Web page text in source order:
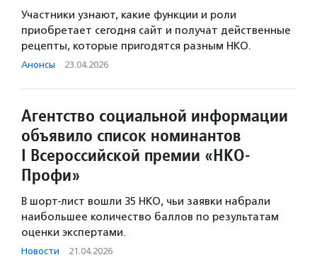
Участники узнают, какие функции и роли
приобретает сегодня сайт и получат действенные
рецепты, которые пригодятся разным НКО.
Анонсы · 23.04.2026
Агентство социальной информации
объявило список номинантов
I Всероссийской премии «НКО-
Профи»
В шорт-лист вошли 35 НКО, чьи заявки набрали
наибольшее количество баллов по результатам
оценки экспертами.
Новости · 21.04.2026